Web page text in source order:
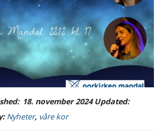
18. november 2024Updated:
Nyheter, våre kor